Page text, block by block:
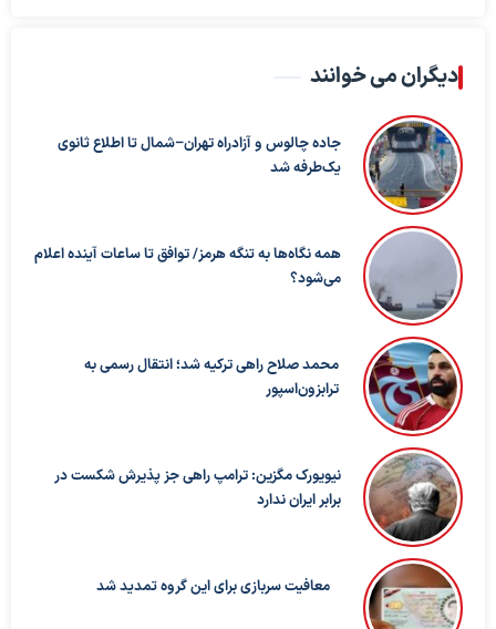
دیگران می خوانند
جاده چالوس و آزادراه تهران–شمال تا اطلاع ثانوی
یک‌طرفه شد
همه نگاه‌ها به تنگه هرمز/ توافق تا ساعات آینده اعلام
می‌شود؟
محمد صلاح راهی ترکیه شد؛ انتقال رسمی به
ترابزون‌اسپور
نیویورک مگزین: ترامپ راهی جز پذیرش شکست در
برابر ایران ندارد
معافیت سربازی برای این گروه تمدید شد